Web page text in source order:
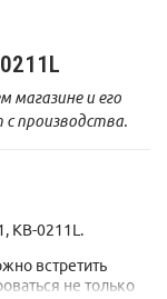
и его
с производства.
KB-0211L.
встретить
не только